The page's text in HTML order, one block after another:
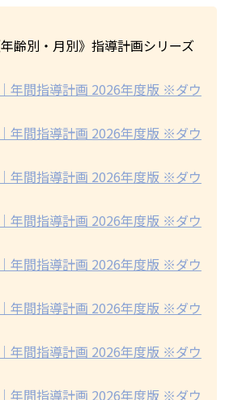
齢別・月別》指導計画シリーズ
年間指導計画 2026年度版 ※ダウ
年間指導計画 2026年度版 ※ダウ
年間指導計画 2026年度版 ※ダウ
年間指導計画 2026年度版 ※ダウ
年間指導計画 2026年度版 ※ダウ
年間指導計画 2026年度版 ※ダウ
年間指導計画 2026年度版 ※ダウ
年間指導計画 2026年度版 ※ダウ